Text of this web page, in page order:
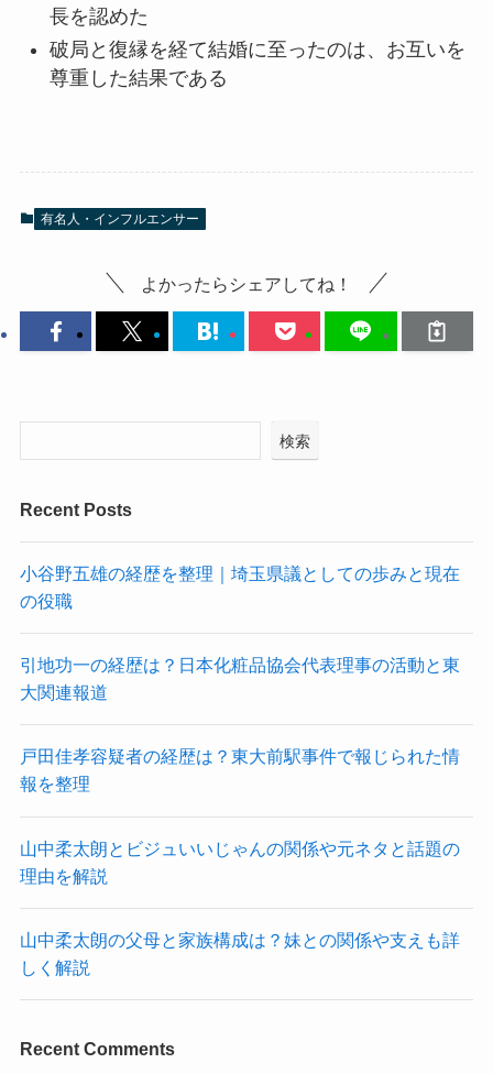
長を認めた
破局と復縁を経て結婚に至ったのは、お互いを
尊重した結果である
有名人・インフルエンサー
よかったらシェアしてね！
検索
Recent Posts
小谷野五雄の経歴を整理｜埼玉県議としての歩みと現在
の役職
引地功一の経歴は？日本化粧品協会代表理事の活動と東
大関連報道
戸田佳孝容疑者の経歴は？東大前駅事件で報じられた情
報を整理
山中柔太朗とビジュいいじゃんの関係や元ネタと話題の
理由を解説
山中柔太朗の父母と家族構成は？妹との関係や支えも詳
しく解説
Recent Comments